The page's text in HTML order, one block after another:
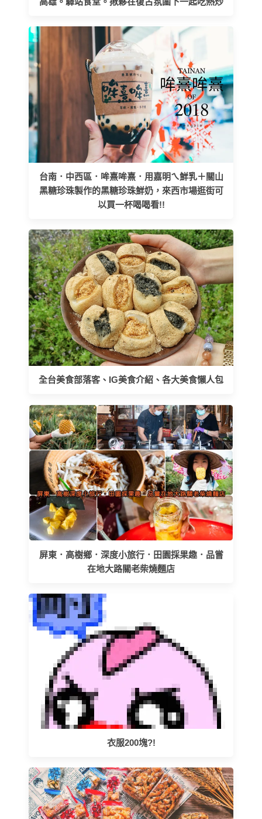
台南．中西區．哞熹哞熹．用嘉明ㄟ鮮乳＋關山
黑糖珍珠製作的黑糖珍珠鮮奶，來西市場逛街可
以買一杯喝喝看!!
全台美食部落客、IG美食介紹、各大美食懶人包
屏東．高樹鄉．深度小旅行．田園採果趣．品嘗
在地大路關老柴燒麵店
衣服200塊?!